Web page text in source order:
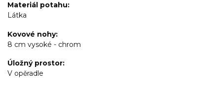
Materiál potahu
Látka
Kovové nohy
8 cm vysoké - chrom
Úložný prostor
V opěradle